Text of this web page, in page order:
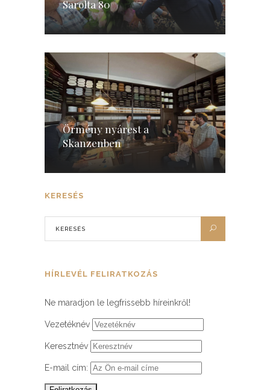
Sarolta 80
Örmény nyárest a
Skanzenben
KERESÉS
HÍRLEVÉL FELIRATKOZÁS
Ne maradjon le legfrissebb híreinkről!
Vezetéknév
Keresztnév
E-mail cím: